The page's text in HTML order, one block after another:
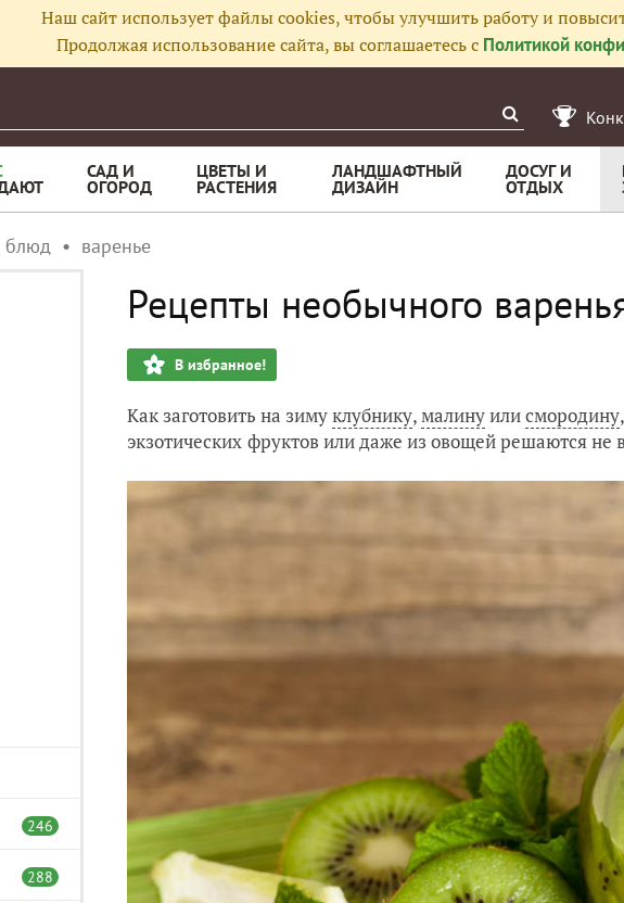
Наш сайт использует файлы cookies, чтобы улучшить работу и
Продолжая использование сайта, вы соглашаетесь с Политикой
САД И
ОГОРОД
ЦВЕТЫ И
РАСТЕНИЯ
ЛАНДШАФТНЫЙ
ДИЗАЙН
ДОСУГ И
ОТДЫХ
блюд варенье
246
288
Рецепты необычного
В избранное!
Как заготовить на зимуклубнику,малинуилисмородину
экзотических фруктов или даже из овощей решаются не